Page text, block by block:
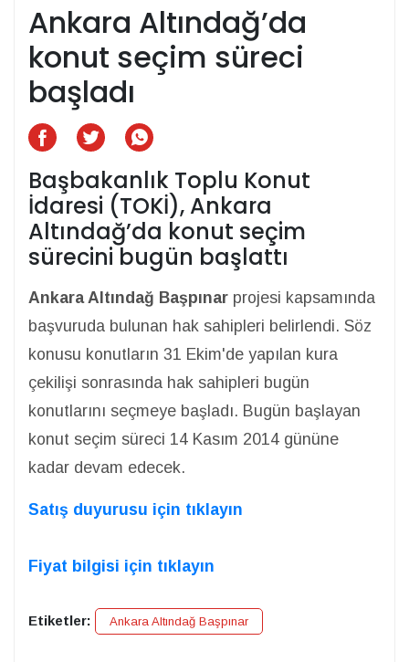
Ankara Altındağ’da
konut seçim süreci
başladı
Başbakanlık Toplu Konut
İdaresi (TOKİ), Ankara
Altındağ’da konut seçim
sürecini bugün başlattı
Ankara Altındağ Başpınar projesi kapsamında
başvuruda bulunan hak sahipleri belirlendi. Söz
konusu konutların 31 Ekim'de yapılan kura
çekilişi sonrasında hak sahipleri bugün
konutlarını seçmeye başladı. Bugün başlayan
konut seçim süreci 14 Kasım 2014 gününe
kadar devam edecek.
Satış duyurusu için tıklayın
Fiyat bilgisi için tıklayın
Etiketler: Ankara Altındağ Başpınar